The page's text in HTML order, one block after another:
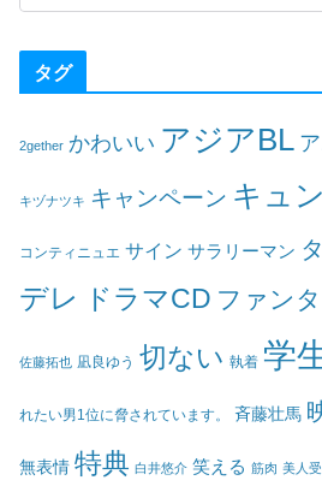
タグ
2gether かわいい アジアBL
キヅナツキ キャンペーン キュン
コンティニュエ サイン サラリーマン
デレ ドラマCD ファン
佐藤拓也 凪良ゆう 切ない 執着 学
れたい男1位に脅されています。 斉藤壮馬
無表情 特典 白井悠介 笑える 筋肉 美人